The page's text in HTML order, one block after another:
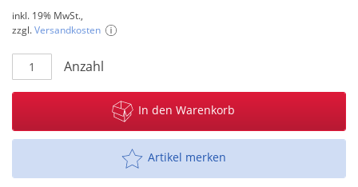
inkl. 19% MwSt.,
zzgl.Versandkosten
Anzahl
In den Warenkorb
Artikel merken